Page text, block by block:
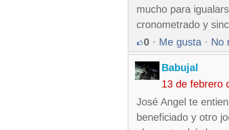
mucho para
cronometrado y
0 · Me gusta · No
Babujal
13 de febrero
José Angel te
beneficiado y otro